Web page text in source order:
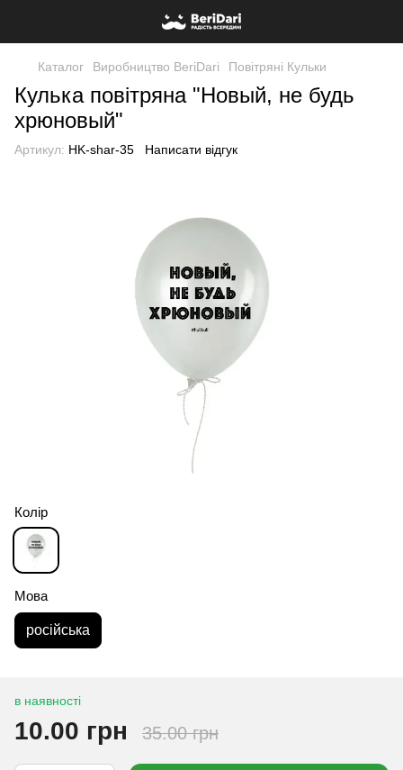
Каталог Виробництво BeriDari Повітряні Кульки
Кулька повітряна "Новый, не будь
хрюновый"
Артикул: HK-shar-35 Написати відгук
Колір
Мова
російська
в наявності
10.00 грн 35.00 грн